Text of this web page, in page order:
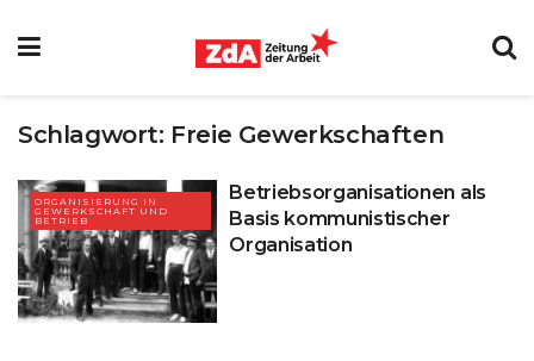
Schlagwort: Freie Gewerkschaften
ORGANISIERUNG IN
GEWERKSCHAFT UND
BETRIEB
Betriebsorganisationen als
Basis kommunistischer
Organisation